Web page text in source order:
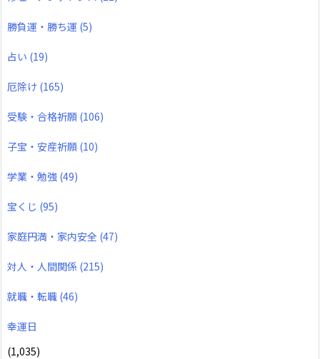
勝負運・勝ち運 (5)
占い (19)
厄除け (165)
受験・合格祈願 (106)
子宝・安産祈願 (10)
学業・勉強 (49)
宝くじ (95)
家庭円満・家内安全 (47)
対人・人間関係 (215)
就職・転職 (46)
幸運日
(1,035)